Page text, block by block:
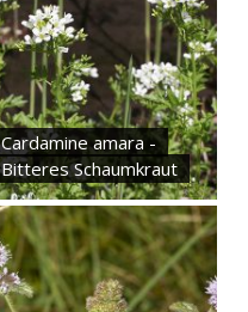
Cardamine amara -
Bitteres Schaumkraut